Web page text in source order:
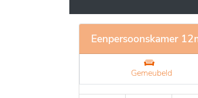
familierelaties versterkt in
Eenpersoonskamer
Gemeubeld